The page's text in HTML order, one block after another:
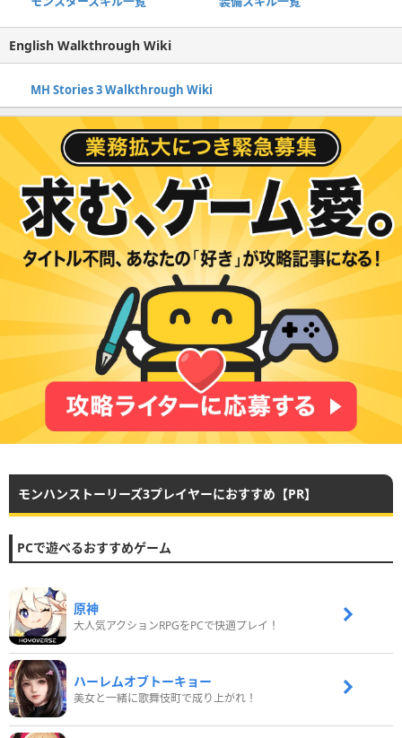
English Walkthrough Wiki
MH Stories 3 Walkthrough Wiki
モンハンストーリーズ3プレイヤーにおすすめ【PR】
PCで遊べるおすすめゲーム
原神
大人気アクションRPGをPCで快適プレイ！
ハーレムオブトーキョー
美女と一緒に歌舞伎町で成り上がれ！